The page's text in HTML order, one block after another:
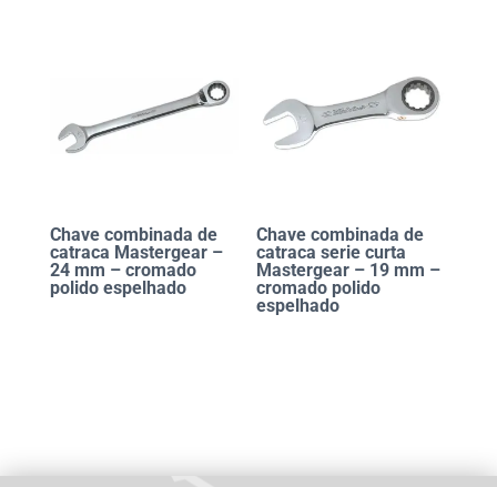
Chave combinada de
catraca Mastergear –
24 mm – cromado
polido espelhado
Chave combinada de
catraca serie curta
Mastergear – 19 mm –
cromado polido
espelhado